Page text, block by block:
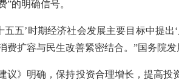
”的明确信号。
五五’时期经济社会发展主要目标中提
费扩容与民生改善紧密结合。”国务院
建议》明确，保持投资合理增长，提高